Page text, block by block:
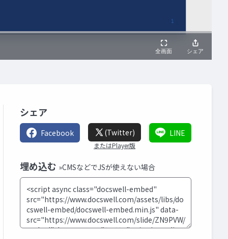
シェア
Facebook (Twitter)
またはPlayer版
LINE
埋め込む »CMSなどでJSが使えない場合